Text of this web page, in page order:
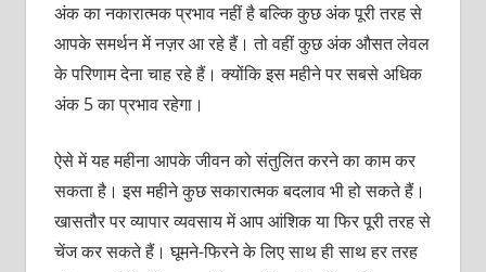
अंक का नकारात्मक प्रभाव नहीं है बल्कि कुछ अंक पूरी तरह से
आपके समर्थन में नज़र आ रहे हैं। तो वहीं कुछ अंक औसत लेवल
के परिणाम देना चाह रहे हैं। क्योंकि इस महीने पर सबसे अधिक
अंक 5 का प्रभाव रहेगा।
ऐसे में यह महीना आपके जीवन को संतुलित करने का काम कर
सकता है। इस महीने कुछ सकारात्‍मक बदलाव भी हो सकते हैं।
खासतौर पर व्यापार व्यवसाय में आप आंशिक या फिर पूरी तरह से
चेंज कर सकते हैं। घूमने-फिरने के लिए साथ ही साथ हर तरह